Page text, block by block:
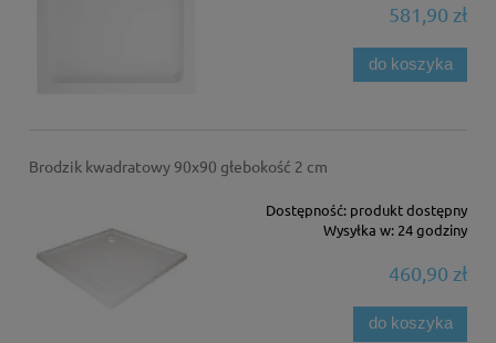
581,90 zł
do koszyka
Brodzik kwadratowy 90x90 głebokość 2 cm
Dostępność: produkt dostępny
Wysyłka w: 24 godziny
460,90 zł
do koszyka